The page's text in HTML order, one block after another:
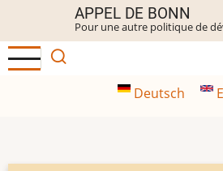
contenu
principal
APPEL DE BONN
Pour une autre politique de
Deutsch